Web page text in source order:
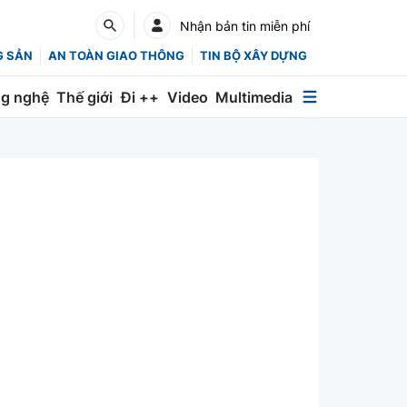
Nhận bản tin miễn phí
SẢN AN TOÀN GIAO THÔNG TIN BỘ XÂY DỰNG
nghệ Thế giới Đi ++ Video Multimedia